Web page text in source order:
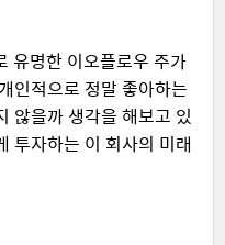
유명한 이오플로우 주가
인적으로 정말 좋아하는
않을까 생각을 해보고 있
투자하는 이 회사의 미래